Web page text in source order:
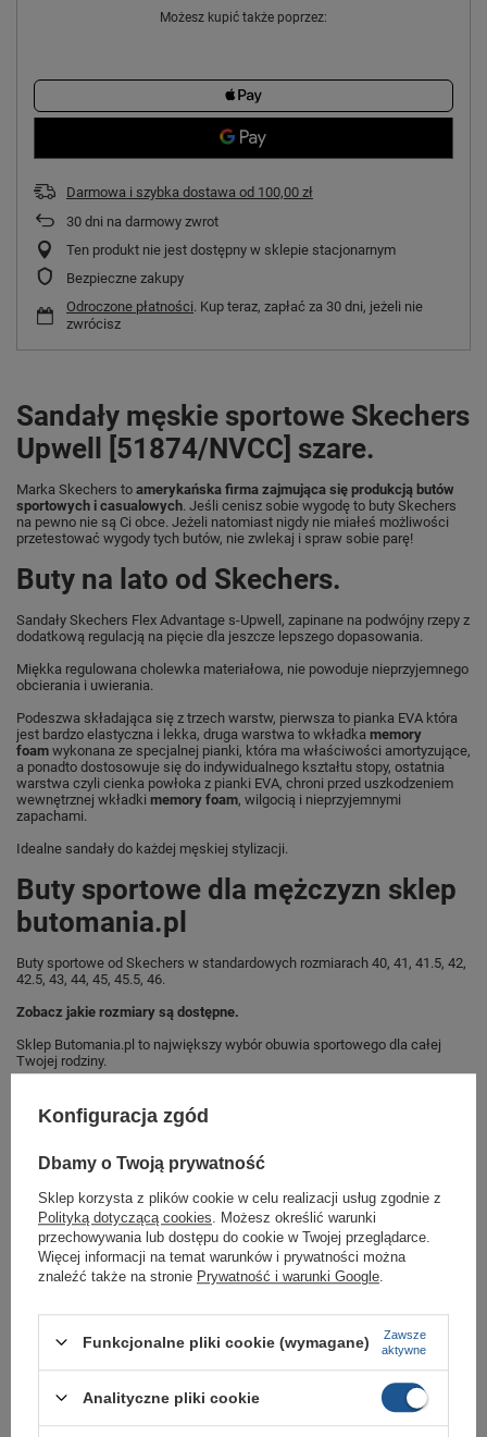
Możesz kupić także poprzez:
Darmowa i szybka dostawa od 100,00 zł
30 dni na darmowy zwrot
Ten produkt nie jest dostępny w sklepie stacjonarnym
Bezpieczne zakupy
Odroczone płatności. Kup teraz, zapłać za 30 dni, jeżeli nie
zwrócisz
Sandały męskie sportowe Skechers
Upwell [51874/NVCC] szare.
Marka Skechers to amerykańska firma zajmująca się produkcją butów
sportowych i casualowych. Jeśli cenisz sobie wygodę to buty Skechers
na pewno nie są Ci obce. Jeżeli natomiast nigdy nie miałeś możliwości
przetestować wygody tych butów, nie zwlekaj i spraw sobie parę!
Buty na lato od Skechers.
Sandały Skechers Flex Advantage s-Upwell, zapinane na podwójny rzepy z
dodatkową regulacją na pięcie dla jeszcze lepszego dopasowania.
Miękka regulowana cholewka materiałowa, nie powoduje nieprzyjemnego
obcierania i uwierania.
Podeszwa składająca się z trzech warstw, pierwsza to pianka EVA która
jest bardzo elastyczna i lekka, druga warstwa to wkładka memory
foam wykonana ze specjalnej pianki, która ma właściwości amortyzujące,
a ponadto dostosowuje się do indywidualnego kształtu stopy, ostatnia
warstwa czyli cienka powłoka z pianki EVA, chroni przed uszkodzeniem
wewnętrznej wkładki memory foam, wilgocią i nieprzyjemnymi
zapachami.
Idealne sandały do każdej męskiej stylizacji.
Buty sportowe dla mężczyzn sklep
butomania.pl
Buty sportowe od Skechers w standardowych rozmiarach 40, 41, 41.5, 42,
42.5, 43, 44, 45, 45.5, 46.
Zobacz jakie rozmiary są dostępne.
Sklep Butomania.pl to największy wybór obuwia sportowego dla całej
Twojej rodziny.
oryginalny i pochodzi z oficjalnej sieci dystrybucyjnej.
podania przyczyny.
Marka Skechers
Symbol 51874/NVCC
Kolor szare
Materiał zewnętrzny inny materiał
Płeć
Konfiguracja zgód
Dbamy o Twoją prywatność
Sklep korzysta z plików cookie w celu realizacji usług zgodnie z
Polityką dotyczącą cookies . Możesz określić warunki
przechowywania lub dostępu do cookie w Twojej przeglądarce.
Więcej informacji na temat warunków i prywatności można
znaleźć także na stronie Prywatność i warunki Google
Funkcjonalne pliki cookie (wymagane)
Zawsze
aktywne
Analityczne pliki cookie